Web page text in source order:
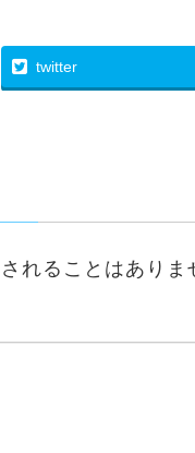
twitter
れることはありま